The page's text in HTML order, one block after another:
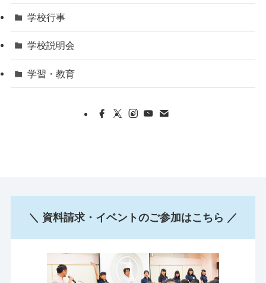
学校行事
学校説明会
学習・教育
＼ 資料請求・イベントのご参加はこちら ／